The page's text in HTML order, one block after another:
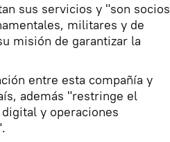
sus servicios y "son socios
militares y de
misión de garantizar la
entre esta compañía y
además "restringe el
y operaciones